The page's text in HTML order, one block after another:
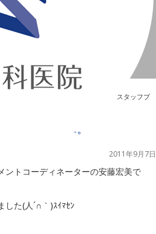
｡ﾟ．☆≡｡里帰りﾟ．☆≡｡ﾟ．☆≡｡
スタッフブ
りﾟ．☆≡｡ﾟ．☆≡｡
2011年9月7日
ントコーディネーターの安藤宏美で
した(人´∩｀)ｽｲﾏｾﾝ